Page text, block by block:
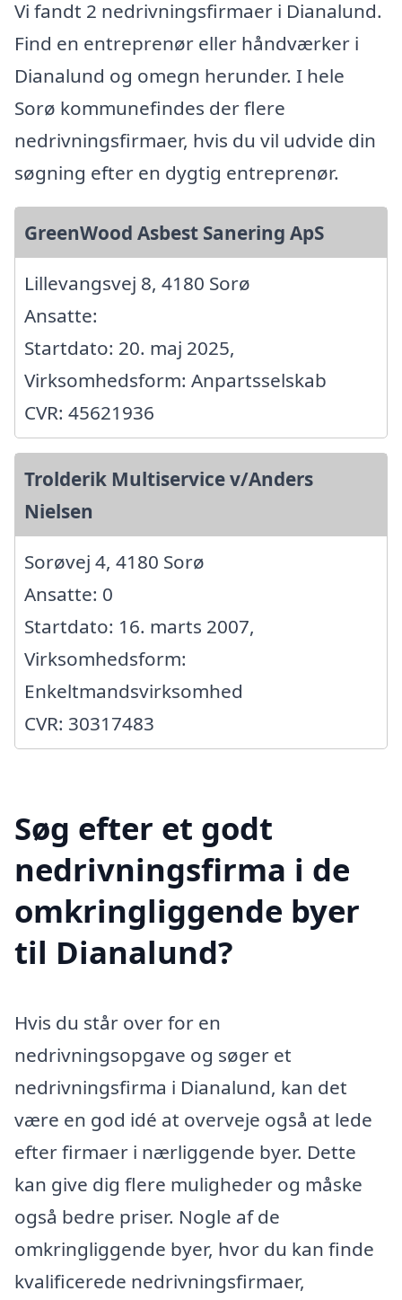
Vi fandt 2 nedrivningsfirmaer i Dianalund.
Find en entreprenør eller håndværker i
Dianalund og omegn herunder. I hele
Sorø kommunefindes der flere
nedrivningsfirmaer, hvis du vil udvide din
søgning efter en dygtig entreprenør.
GreenWood Asbest Sanering ApS
Lillevangsvej 8, 4180 Sorø
Ansatte:
Startdato: 20. maj 2025,
Virksomhedsform: Anpartsselskab
CVR: 45621936
Trolderik Multiservice v/Anders
Nielsen
Sorøvej 4, 4180 Sorø
Ansatte: 0
Startdato: 16. marts 2007,
Virksomhedsform:
Enkeltmandsvirksomhed
CVR: 30317483
Søg efter et godt
nedrivningsfirma i de
omkringliggende byer
til Dianalund?
Hvis du står over for en
nedrivningsopgave og søger et
nedrivningsfirma i Dianalund, kan det
være en god idé at overveje også at lede
efter firmaer i nærliggende byer. Dette
kan give dig flere muligheder og måske
også bedre priser. Nogle af de
omkringliggende byer, hvor du kan finde
kvalificerede nedrivningsfirmaer,